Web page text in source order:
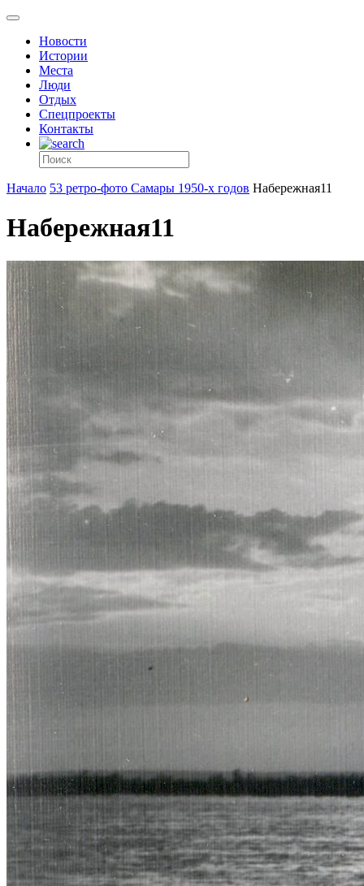
Новости
Истории
Места
Люди
Отдых
Спецпроекты
Контакты
Начало 53 ретро-фото Самары 1950-х годов Набережная11
Набережная11